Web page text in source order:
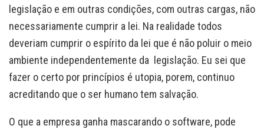
legislação e em outras condições, com outras cargas, não
necessariamente cumprir a lei. Na realidade todos
deveriam cumprir o espírito da lei que é não poluir o meio
ambiente independentemente da legislação. Eu sei que
fazer o certo por princípios é utopia, porem, continuo
acreditando que o ser humano tem salvação.
O que a empresa ganha mascarando o software, pode